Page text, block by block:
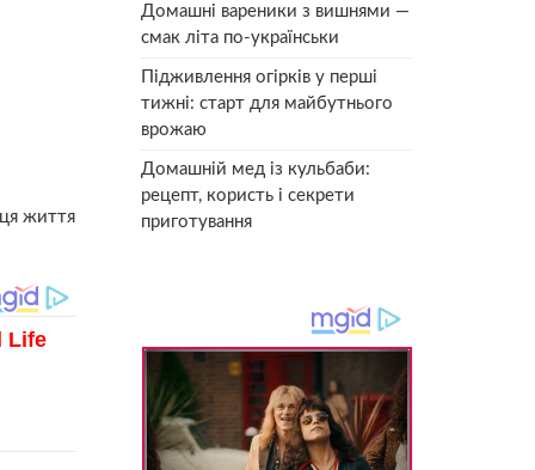
життя
Домашні вареники з вишнями —
смак літа по-українськи
Підживлення огірків у перші
тижні: старт для майбутнього
врожаю
Домашній мед із кульбаби:
рецепт, користь і секрети
приготування